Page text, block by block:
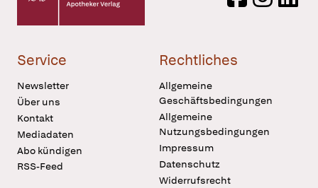
Service
Newsletter
Über uns
Kontakt
Mediadaten
Abo kündigen
RSS-Feed
Rechtliches
Allgemeine
Geschäftsbedingungen
Allgemeine
Nutzungsbedingungen
Impressum
Datenschutz
Widerrufsrecht